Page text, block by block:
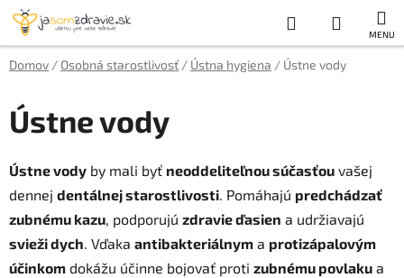
Prejsť
obsah
Hľadať
KOŠÍK
Domov / Osobná starostlivosť / Ústna hygiena / Ústne vody
Ústne vody
Ústne vody by mali byť neoddeliteľnou súčasťou vašej
dennej dentálnej starostlivosti . Pomáhajú predchádzať
zubnému kazu , podporujú zdravie ďasien a udržiavajú
svieži dych . Vďaka antibakteriálnym a protizápalovým
účinkom dokážu účinne bojovať proti zubnému povlaku a